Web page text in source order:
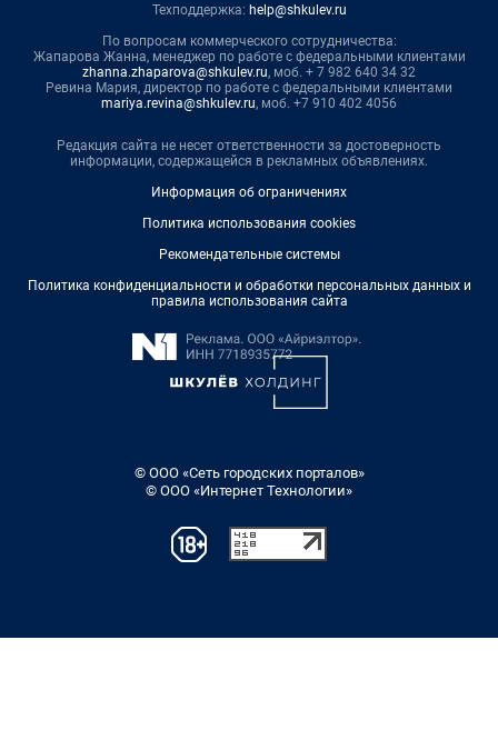
Техподдержка: help@shkulev.ru
По вопросам коммерческого сотрудничества:
Жапарова Жанна, менеджер по работе с федеральными клиентами
zhanna.zhaparova@shkulev.ru, моб. + 7 982 640 34 32
Ревина Мария, директор по работе с федеральными клиентами
mariya.revina@shkulev.ru, моб. +7 910 402 4056
Редакция сайта не несет ответственности за достоверность
информации, содержащейся в рекламных объявлениях.
Информация об ограничениях
Политика использования cookies
Рекомендательные системы
Политика конфиденциальности и обработки персональных данных и
правила использования сайта
© ООО «Сеть городских порталов»
© ООО «Интернет Технологии»